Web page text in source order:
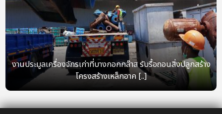
งานประมูลเครื่องจักรเก่าที่บางกอกกล๊าส รับรื้อถอนสิ่งปลูกสร้าง
โครงสร้างเหล็กอาค [..]